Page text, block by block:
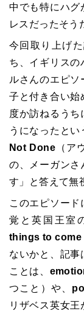
中でも特にハグ
レスだったそう
今回取り上げ
ち、イギリスの
ルさんのエピ
子と付き合い始
度か訪ねるうち
うになったと
Not Done（ア
の、メーガンさ
す」と答えて無
このエピソー
覚と英国王室
things to come
ないかと、記事
ことは、
つこと）や、
リザベス英女